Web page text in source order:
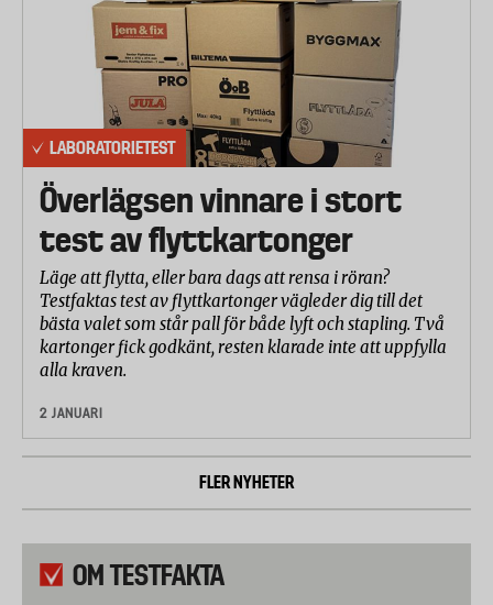
LABORATORIETEST
Överlägsen vinnare i stort
test av flyttkartonger
Läge att flytta, eller bara dags att rensa i röran?
Testfaktas test av flyttkartonger vägleder dig till det
bästa valet som står pall för både lyft och stapling. Två
kartonger fick godkänt, resten klarade inte att uppfylla
alla kraven.
2 JANUARI
FLER NYHETER
OM TESTFAKTA